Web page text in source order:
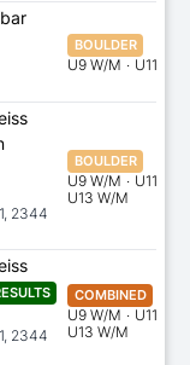
BOULDER
U9 W/M · U11 W/
2344
BOULDER
U9 W/M · U11 W/
U13 W/M
2344
COMBINED
U9 W/M · U11 W/
U13 W/M